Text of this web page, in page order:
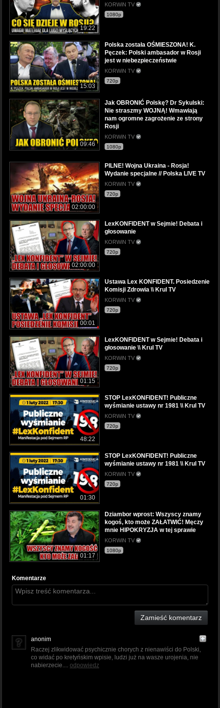
19:22
KORWiN TV
1080p
15:03
Polska została OŚMIESZONA! K.
Pęczek: Polski ambasador w Rosji
jest w niebezpieczeństwie
KORWiN TV
720p
09:46
Jak OBRONIĆ Polskę? Dr Sykulski:
Nie straszmy WOJNĄ! Wmawiają
nam ogromne zagrożenie ze strony
Rosji
KORWiN TV
1080p
02:00:00
PILNE! Wojna Ukraina - Rosja!
Wydanie specjalne // Polska LIVE TV
KORWiN TV
720p
02:00:00
LexKONFIDENT w Sejmie! Debata i
głosowanie
KORWiN TV
720p
00:01
Ustawa Lex KONFIDENT. Posiedzenie
Komisji Zdrowia \\ Krul TV
KORWiN TV
720p
01:15
LexKONFIDENT w Sejmie! Debata i
głosowanie \\ Krul TV
KORWiN TV
720p
48:22
STOP LexKONFIDENT! Publiczne
wyśmianie ustawy nr 1981 \\ Krul TV
KORWiN TV
720p
01:30
STOP LexKONFIDENT! Publiczne
wyśmianie ustawy nr 1981 \\ Krul TV
KORWiN TV
720p
01:17
Dziambor wprost: Wszyscy znamy
kogoś, kto może ZAŁATWIĆ! Męczy
mnie HIPOKRYZJA w tej sprawie
KORWiN TV
1080p
Komentarze
Zamieść komentarz
anonim
Raczej zlikwidować psychicznie chorych z nienawiści do Polski,
co widać po kretyńskim wpisie, ludzi już na wasze urojenia, nie
nabierzecie.... odpowiedz